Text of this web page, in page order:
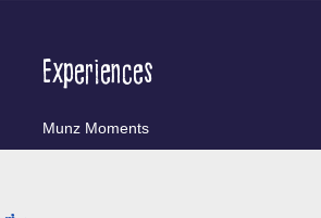
Experiences
Munz Moments